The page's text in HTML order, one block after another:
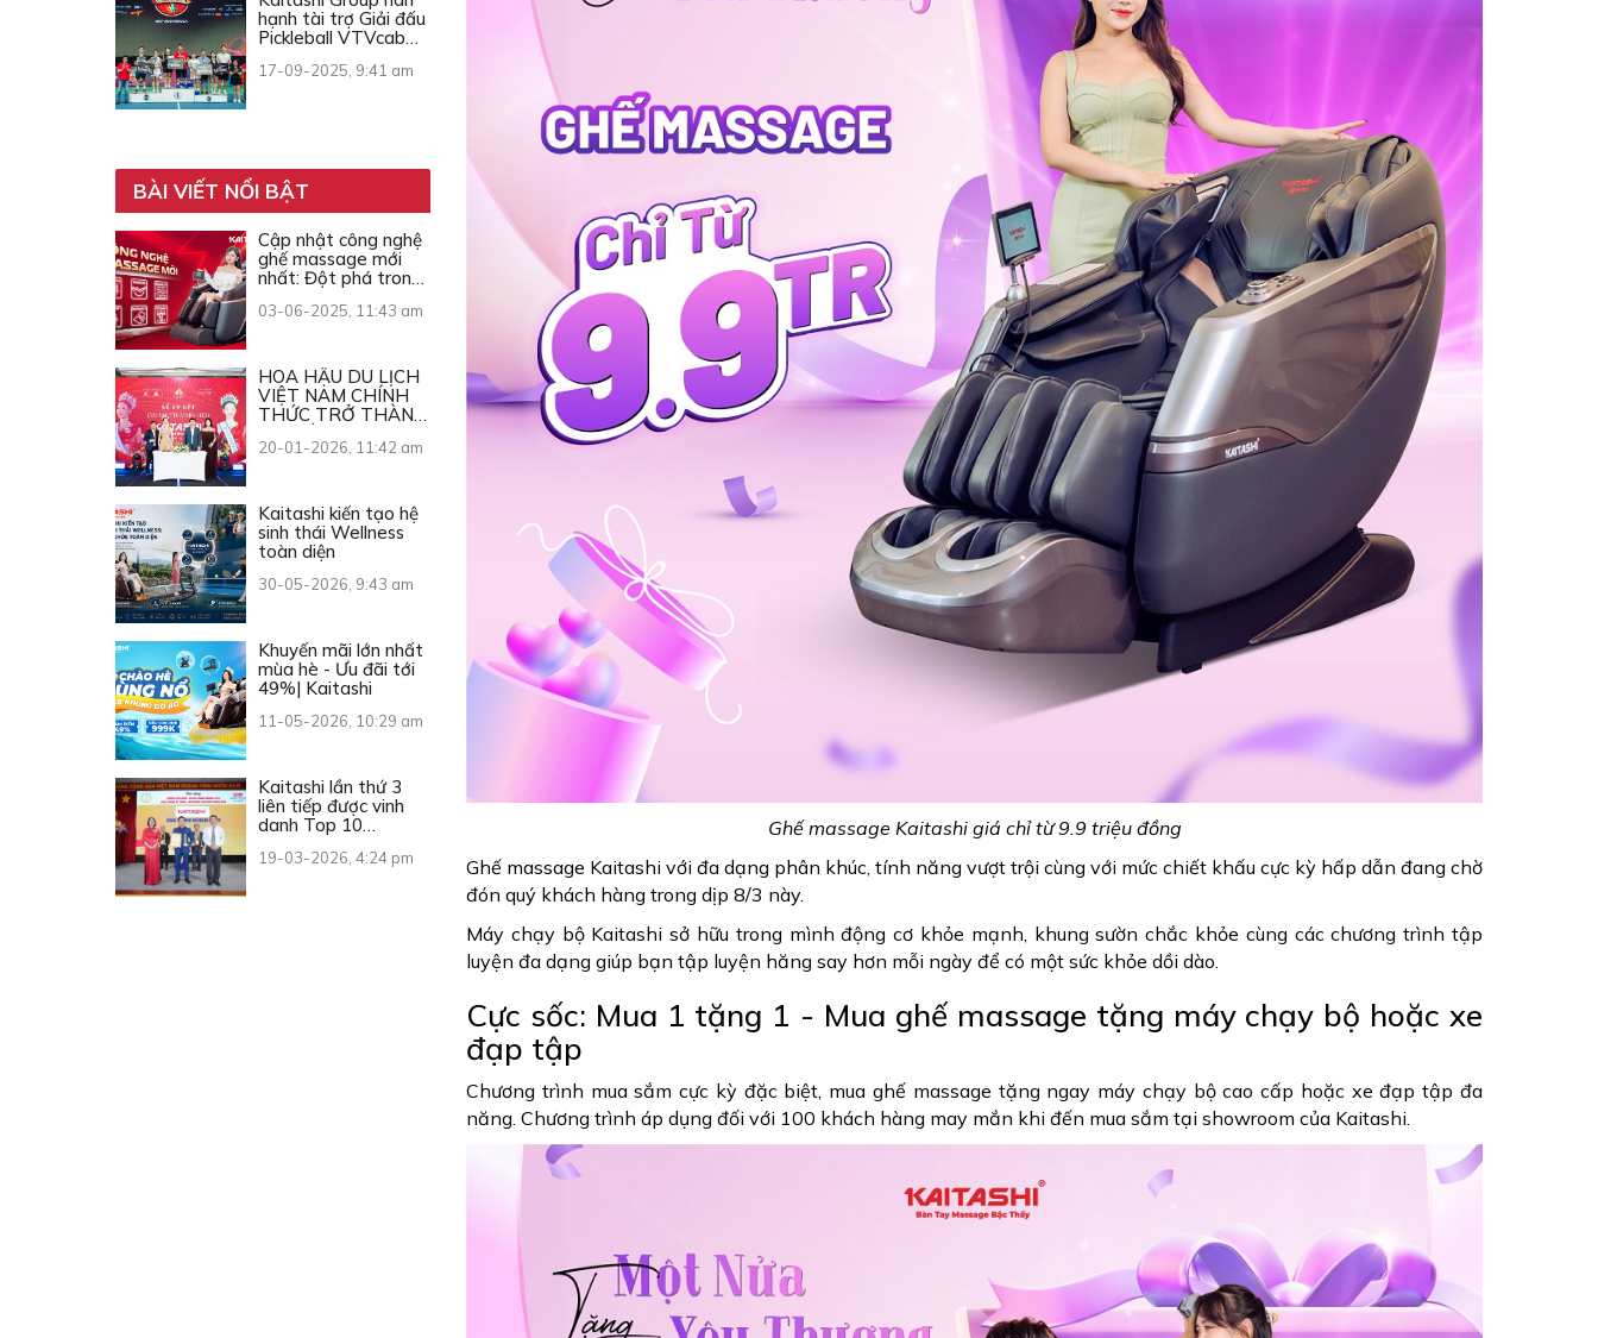
hạnh tài trợ Giải đấu
Pickleball VTVcab
17-09-2025, 9:41 am
BÀI VIẾT NỔI BẬT
Cập nhật công nghệ
ghế massage mới
nhất: Đột phá trong
03-06-2025, 11:43 am
HOA HẬU DU LỊCH
VIỆT NAM CHÍNH
THỨC TRỞ THÀNH
HIỆU KAITASHI
20-01-2026, 11:42 am
Kaitashi kiến tạo hệ
sinh thái Wellness
toàn diện
30-05-2026, 9:43 am
Khuyến mãi lớn nhất
mùa hè - Ưu đãi tới
49%| Kaitashi
11-05-2026, 10:29 am
Kaitashi lần thứ 3
liên tiếp được vinh
danh Top 10
Việt Nam
19-03-2026, 4:24 pm
Ghế massage Kaitashi giá chỉ từ 9.9 triệu đồng
Ghế massage Kaitashi với đa dạng phân khúc, tính năng vượt trội cùng với mức chiết khấu cực kỳ hấp dẫn đang chờ
đón quý khách hàng trong dịp 8/3 này.
Máy chạy bộ Kaitashi sở hữu trong mình động cơ khỏe mạnh, khung sườn chắc khỏe cùng các chương trình tập
luyện đa dạng giúp bạn tập luyện hăng say hơn mỗi ngày để có một sức khỏe dồi dào.
Cực sốc: Mua 1 tặng 1 - Mua ghế massage tặng máy chạy bộ hoặc xe
đạp tập
Chương trình mua sắm cực kỳ đặc biệt, mua ghế massage tặng ngay máy chạy bộ cao cấp hoặc xe đạp tập đa
năng. Chương trình áp dụng đối với 100 khách hàng may mắn khi đến mua sắm tại showroom của Kaitashi.